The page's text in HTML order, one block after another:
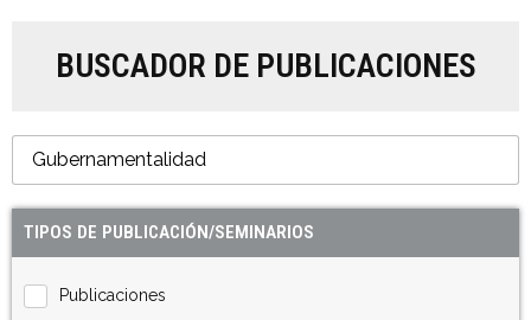
BUSCADOR DE PUBLICACIONES
TIPOS DE PUBLICACIÓN/SEMINARIOS
Publicaciones